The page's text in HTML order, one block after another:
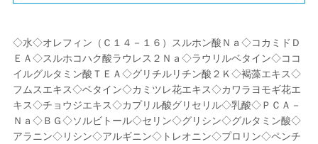
◇水◇オレフィン（Ｃ１４－１６）スルホン酸Ｎａ◇コカミドＤ
ＥＡ◇スルホコハク酸ラウレス２Ｎａ◇ラウリルベタイン◇ココ
イルグルタミン酸ＴＥＡ◇グリチルリチン酸２Ｋ◇褐藻エキス◇
フムスエキス◇ベタイン◇カミツレ花エキス◇カワラヨモギ花エ
キス◇チョウジエキス◇カプリル酸グリセリル◇乳酸◇ＰＣＡ－
Ｎａ◇ＢＧ◇ソルビトール◇セリン◇グリシン◇グルタミン酸◇
アラニン◇リシン◇アルギニン◇トレオニン◇プロリン◇ペンチ